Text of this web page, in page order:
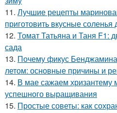
11. Лучшие рецепты
приготовить вкусные соленья
12. Томат Татьяна и Таня F1:
сада
13. Почему фикус
летом: основные причины и
14. В мае сажаем хризантему
успешного выращивания
15. Простые советы: как